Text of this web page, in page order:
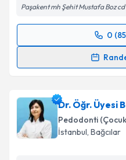
Paşakent mh Şehit Mustafa Boz
0
Randevu Takvimi
için bir takvim
bilgilendireceğiz.
E-posta Adresiniz
Dr. Öğr. Üyesi
Pedodonti
İstanbul, Bağcılar